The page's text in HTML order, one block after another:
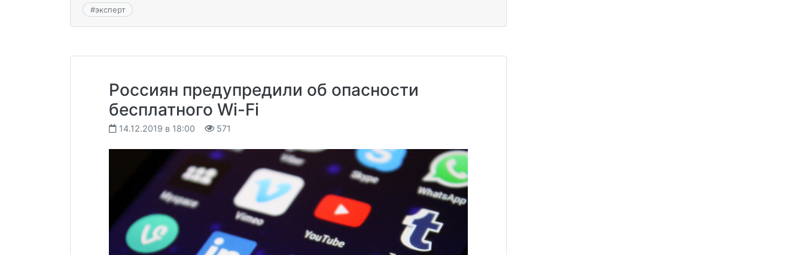
#эксперт
Россиян предупредили об опасности
бесплатного Wi-Fi
14.12.2019 в 18:00 571